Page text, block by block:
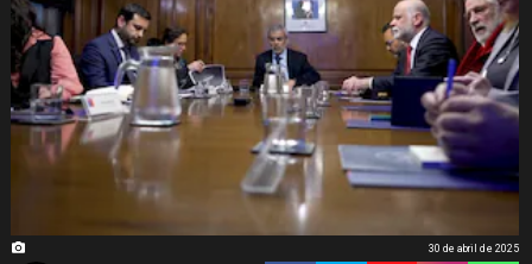
30 de abril de 2025